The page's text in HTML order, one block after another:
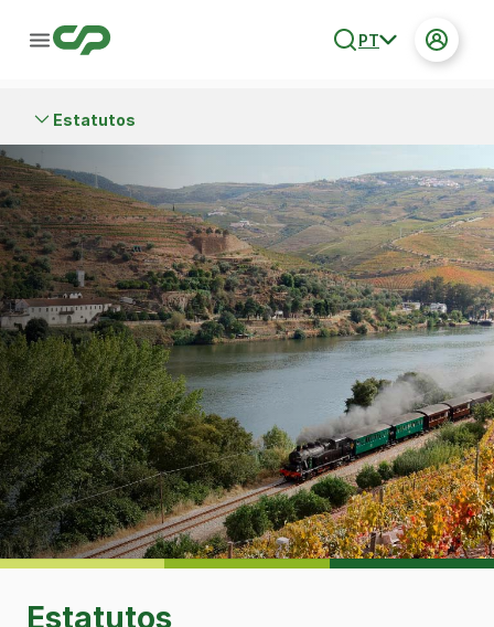
PT
Estatutos
Estatutos